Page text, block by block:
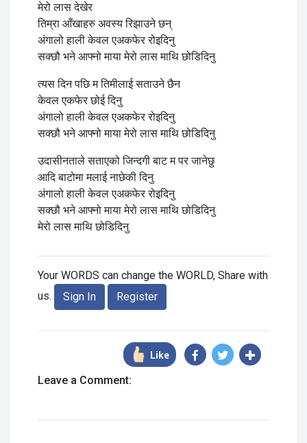
मेरो लास देखेर
तिम्रा आँखाहरु अवस्य रिझाउने छन्
अंगालो हाली केवल एअकफेर रोइदिनु
सक्छौ भने आफ्नो माया मेरो लास माथि छोडिदिनु
त्यस दिन पछि म तिमीलाई सताउने छैन
केवल एकफेर छोई दिनु
अंगालो हाली केवल एअकफेर रोइदिनु
सक्छौ भने आफ्नो माया मेरो लास माथि छोडिदिनु
उदासीनताले सताएको जिन्दगी बाट म पर जानेछु
आदि बाटोमा मलाई नाछेकी दिनु
अंगालो हाली केवल एअकफेर रोइदिनु
सक्छौ भने आफ्नो माया मेरो लास माथि छोडिदिनु
मेरो लास माथि छोडिदिनु
Your WORDS can change the WORLD, Share with
us.
Sign In Register
Like
Leave a Comment: